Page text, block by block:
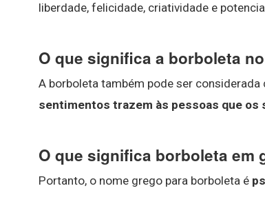
liberdade, felicidade, criatividade e
O que significa a borboleta
A borboleta também pode ser considerada
sentimentos trazem às pessoas que os
O que significa borboleta em
Portanto, o nome grego para borboleta é